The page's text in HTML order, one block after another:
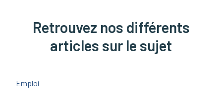
Retrouvez nos différents
articles sur le sujet
Emploi